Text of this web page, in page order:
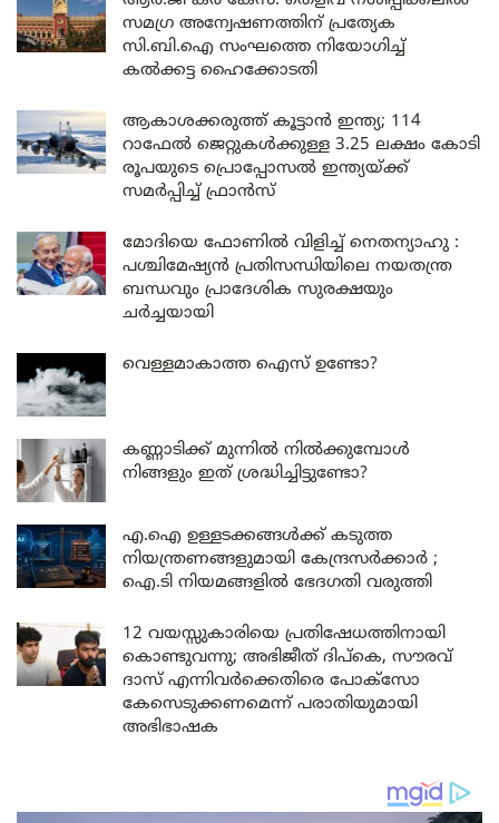
സമഗ്ര അന്വേഷണത്തിന് പ്രത്യേക
സി.ബി.ഐ സംഘത്തെ നിയോഗിച്ച്
കൽക്കട്ട ഹൈക്കോടതി
ആകാശക്കരുത്ത് കൂട്ടാൻ ഇന്ത്യ; 114
റാഫേൽ ജെറ്റുകൾക്കുള്ള 3.25 ലക്ഷം കോടി
രൂപയുടെ പ്രൊപ്പോസൽ ഇന്ത്യയ്ക്ക്
സമർപ്പിച്ച് ഫ്രാൻസ്
മോദിയെ ഫോണിൽ വിളിച്ച് നെതന്യാഹു :
പശ്ചിമേഷ്യൻ പ്രതിസന്ധിയിലെ നയതന്ത്ര
ബന്ധവും പ്രാദേശിക സുരക്ഷയും
ചർച്ചയായി
വെള്ളമാകാത്ത ഐസ് ഉണ്ടോ?
കണ്ണാടിക്ക് മുന്നിൽ നിൽക്കുമ്പോൾ
നിങ്ങളും ഇത് ശ്രദ്ധിച്ചിട്ടുണ്ടോ?
എ.ഐ ഉള്ളടക്കങ്ങൾക്ക് കടുത്ത
നിയന്ത്രണങ്ങളുമായി കേന്ദ്രസർക്കാർ ;
ഐ.ടി നിയമങ്ങളിൽ ഭേദഗതി വരുത്തി
12 വയസ്സുകാരിയെ പ്രതിഷേധത്തിനായി
കൊണ്ടുവന്നു; അഭിജീത് ദിപ്കെ, സൗരവ്
ദാസ് എന്നിവർക്കെതിരെ പോക്സോ
കേസെടുക്കണമെന്ന് പരാതിയുമായി
അഭിഭാഷക